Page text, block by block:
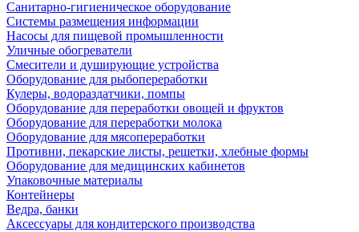
Санитарно-гигиеническое оборудование
Системы размещения информации
Насосы для пищевой промышленности
Уличные обогреватели
Смесители и душирующие устройства
Оборудование для рыбопереработки
Кулеры, водораздатчики, помпы
Оборудование для переработки овощей и фруктов
Оборудование для переработки молока
Оборудование для мясопереработки
Противни, пекарские листы, решетки, хлебные формы
Оборудование для медицинских кабинетов
Упаковочные материалы
Контейнеры
Ведра, банки
Аксессуары для кондитерского производства